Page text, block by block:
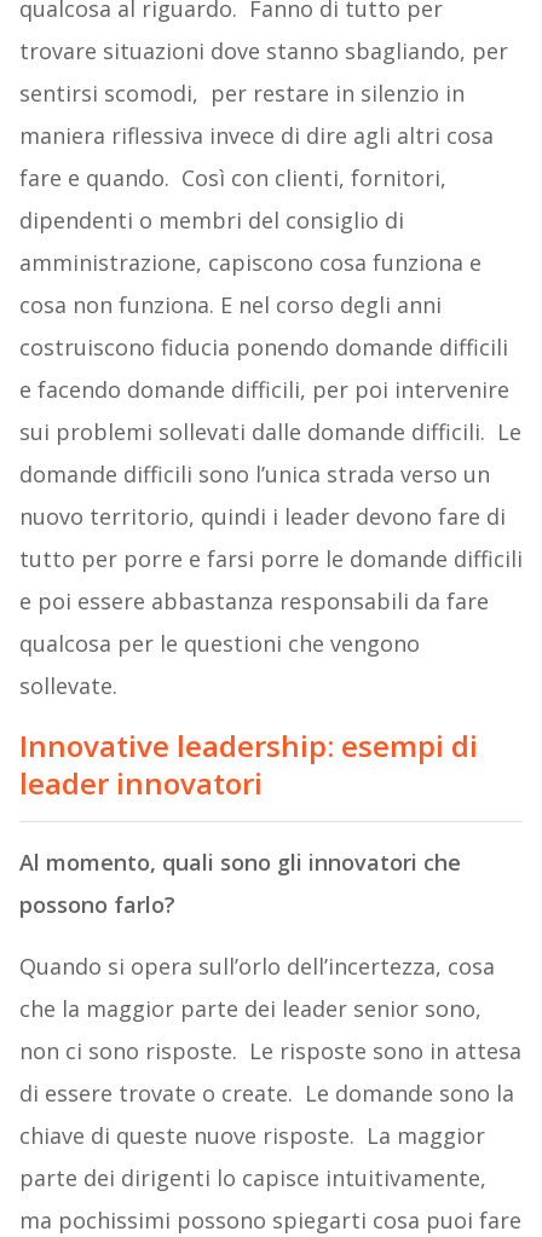
qualcosa al riguardo. Fanno di tutto per
trovare situazioni dove stanno sbagliando, per
sentirsi scomodi, per restare in silenzio in
maniera riflessiva invece di dire agli altri cosa
fare e quando. Così con clienti, fornitori,
dipendenti o membri del consiglio di
amministrazione, capiscono cosa funziona e
cosa non funziona. E nel corso degli anni
costruiscono fiducia ponendo domande difficili
e facendo domande difficili, per poi intervenire
sui problemi sollevati dalle domande difficili. Le
domande difficili sono l’unica strada verso un
nuovo territorio, quindi i leader devono fare di
tutto per porre e farsi porre le domande difficili
e poi essere abbastanza responsabili da fare
qualcosa per le questioni che vengono
sollevate.
Innovative leadership: esempi di
leader innovatori
Al momento, quali sono gli innovatori che
possono farlo?
Quando si opera sull’orlo dell’incertezza, cosa
che la maggior parte dei leader senior sono,
non ci sono risposte. Le risposte sono in attesa
di essere trovate o create. Le domande sono la
chiave di queste nuove risposte. La maggior
parte dei dirigenti lo capisce intuitivamente,
ma pochissimi possono spiegarti cosa puoi fare